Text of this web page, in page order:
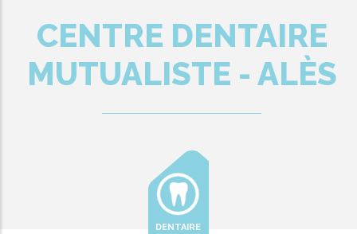
CENTRE DENTAIRE
MUTUALISTE - ALÈS
DENTAIRE